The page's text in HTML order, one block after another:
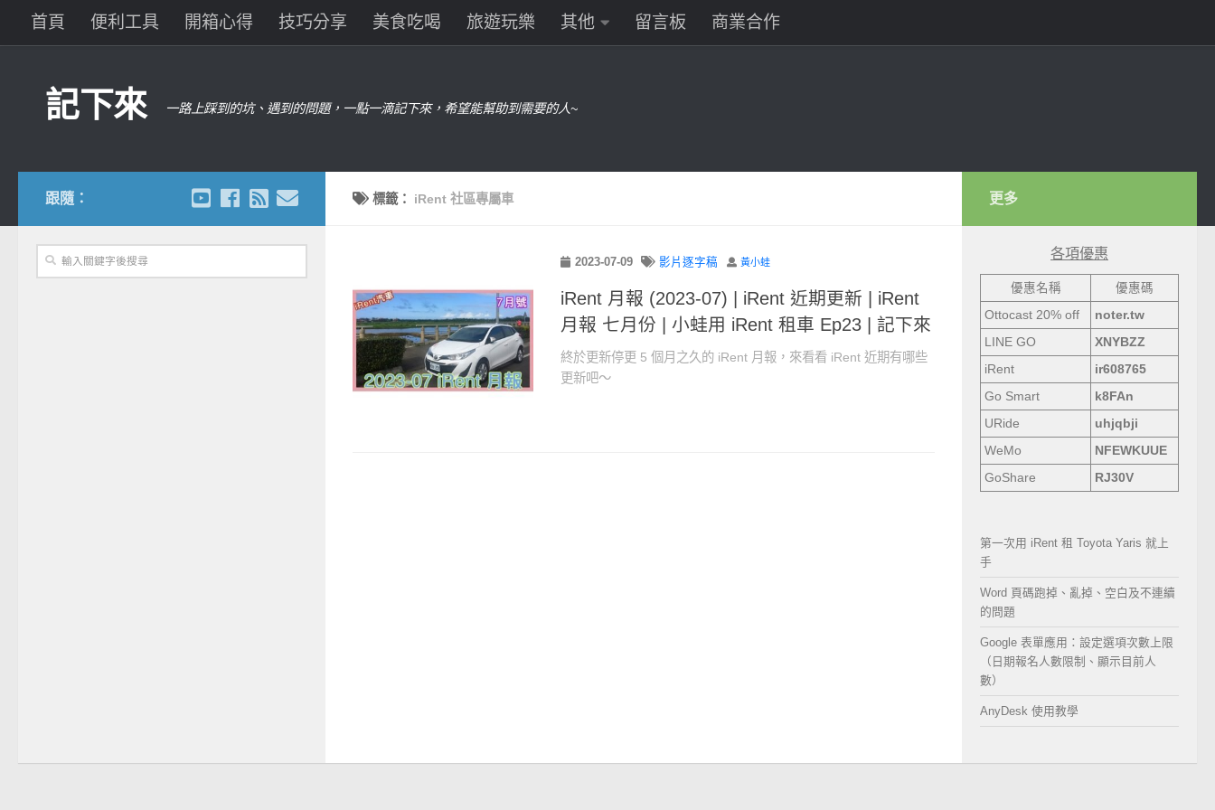
首頁 便利工具 開箱心得 技巧分享 美食吃喝 旅遊玩樂 其他 留言板 商業合作
記下來 一路上踩到的坑、遇到的問題，一點一滴記下來，希望能幫助到需要的人~
標籤： iRent 社區專屬車
2023-07-09 影片逐字稿 黃小蛙
iRent 月報 (2023-07) | iRent 近期更新 | iRent
月報 七月份 | 小蛙用 iRent 租車 Ep23 | 記下來
終於更新停更 5 個月之久的 iRent 月報，來看看 iRent 近期有哪些
更新吧～
跟隨： 更多
各項優惠
優惠名稱
優惠碼
Ottocast 20% off
noter.tw
LINE GO
XNYBZZ
iRent
ir608765
Go Smart
k8FAn
URide
uhjqbji
WeMo
NFEWKUUE
GoShare
RJ30V
第一次用 iRent 租 Toyota Yaris 就上
手
Word 頁碼跑掉、亂掉、空白及不連續
的問題
Google 表單應用：設定選項次數上限
（日期報名人數限制、顯示目前人
數）
AnyDesk 使用教學